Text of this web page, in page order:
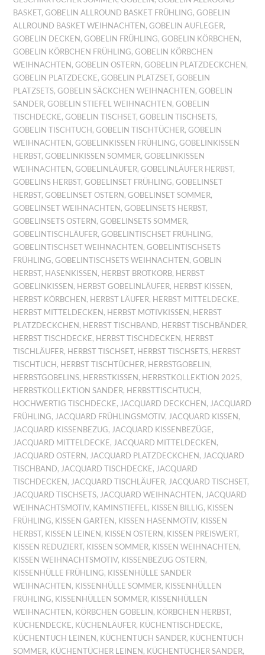
BASKET,GOBELIN ALLROUND BASKET FRÜHLING,GOBELIN
ALLROUND BASKET WEIHNACHTEN,GOBELIN AUFLEGER,
GOBELIN DECKEN,GOBELIN FRÜHLING,GOBELIN KÖRBCHEN,
GOBELIN KÖRBCHEN FRÜHLING,GOBELIN KÖRBCHEN
WEIHNACHTEN,GOBELIN OSTERN,GOBELIN PLATZDECKCHEN,
GOBELIN PLATZDECKE,GOBELIN PLATZSET,GOBELIN
PLATZSETS,GOBELIN SÄCKCHEN WEIHNACHTEN,GOBELIN
SANDER,GOBELIN STIEFEL WEIHNACHTEN,GOBELIN
TISCHDECKE,GOBELIN TISCHSET,GOBELIN TISCHSETS,
GOBELIN TISCHTUCH,GOBELIN TISCHTÜCHER,GOBELIN
WEIHNACHTEN,GOBELINKISSEN FRÜHLING,GOBELINKISSEN
HERBST,GOBELINKISSEN SOMMER,GOBELINKISSEN
WEIHNACHTEN,GOBELINLÄUFER,GOBELINLÄUFER HERBST,
GOBELINS HERBST,GOBELINSET FRÜHLING,GOBELINSET
HERBST,GOBELINSET OSTERN,GOBELINSET SOMMER,
GOBELINSET WEIHNACHTEN,GOBELINSETS HERBST,
GOBELINSETS OSTERN,GOBELINSETS SOMMER,
GOBELINTISCHLÄUFER,GOBELINTISCHSET FRÜHLING,
GOBELINTISCHSET WEIHNACHTEN,GOBELINTISCHSETS
FRÜHLING,GOBELINTISCHSETS WEIHNACHTEN,GOBLIN
HERBST, HASENKISSEN, HERBST BROTKORB, HERBST
GOBELINKISSEN, HERBST GOBELINLÄUFER, HERBST KISSEN,
HERBST KÖRBCHEN, HERBST LÄUFER, HERBST MITTELDECKE,
HERBST MITTELDECKEN, HERBST MOTIVKISSEN, HERBST
PLATZDECKCHEN, HERBST TISCHBAND, HERBST TISCHBÄNDER,
HERBST TISCHDECKE, HERBST TISCHDECKEN, HERBST
TISCHLÄUFER, HERBST TISCHSET, HERBST TISCHSETS, HERBST
TISCHTUCH, HERBST TISCHTÜCHER, HERBSTGOBELIN,
HERBSTGOBELINS, HERBSTKISSEN, HERBSTKOLLEKTION 2025,
HERBSTKOLLEKTION SANDER, HERBSTTISCHTUCH,
HOCHWERTIG TISCHDECKE, JACQUARD DECKCHEN, JACQUARD
FRÜHLING, JACQUARD FRÜHLINGSMOTIV, JACQUARD KISSEN,
JACQUARD KISSENBEZUG, JACQUARD KISSENBEZÜGE,
JACQUARD MITTELDECKE, JACQUARD MITTELDECKEN,
JACQUARD OSTERN, JACQUARD PLATZDECKCHEN, JACQUARD
TISCHBAND, JACQUARD TISCHDECKE, JACQUARD
TISCHDECKEN, JACQUARD TISCHLÄUFER, JACQUARD TISCHSET,
JACQUARD TISCHSETS, JACQUARD WEIHNACHTEN, JACQUARD
WEIHNACHTSMOTIV, KAMINSTIEFEL , KISSEN BILLIG, KISSEN
FRÜHLING, KISSEN GARTEN, KISSEN HASENMOTIV, KISSEN
HERBST, KISSEN LEINEN, KISSEN OSTERN, KISSEN PREISWERT,
KISSEN REDUZIERT, KISSEN SOMMER, KISSEN WEIHNACHTEN,
KISSEN WEIHNACHTSMOTIV, KISSENBEZUG OSTERN,
KISSENHÜLLE FRÜHLING, KISSENHÜLLE SANDER
WEIHNACHTEN, KISSENHÜLLE SOMMER, KISSENHÜLLEN
FRÜHLING, KISSENHÜLLEN SOMMER, KISSENHÜLLEN
WEIHNACHTEN, KÖRBCHEN GOBELIN, KÖRBCHEN HERBST,
KÜCHENDECKE, KÜCHENLÄUFER, KÜCHENTISCHDECKE,
KÜCHENTUCH LEINEN, KÜCHENTUCH SANDER, KÜCHENTUCH
SOMMER, KÜCHENTÜCHER LEINEN, KÜCHENTÜCHER SANDER,